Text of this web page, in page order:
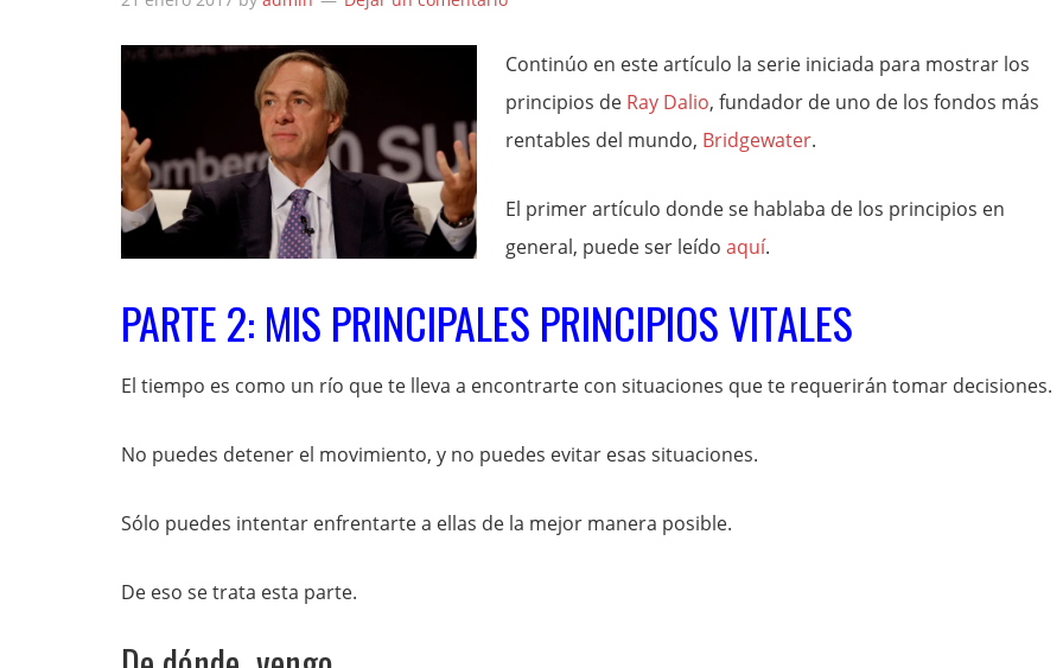
Continúo en este artículo la serie iniciada para mostrar los
principios de Ray Dalio, fundador de uno de los fondos más
rentables del mundo, Bridgewater.
El primer artículo donde se hablaba de los principios en
general, puede ser leído aquí.
PARTE 2: MIS PRINCIPALES PRINCIPIOS VITALES
El tiempo es como un río que te lleva a encontrarte con situaciones que te requerirán tomar decisiones.
No puedes detener el movimiento, y no puedes evitar esas situaciones.
Sólo puedes intentar enfrentarte a ellas de la mejor manera posible.
De eso se trata esta parte.